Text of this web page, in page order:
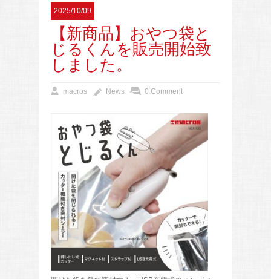
2025/10/09
【新商品】おやつ袋と
じるくんを販売開始致
しました。
macros News 0 Comment